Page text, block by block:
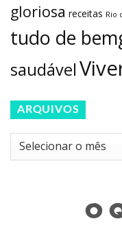
gloriosa receitas Rio
tudo de
saudável
ARQUIVOS
Arquivos
O